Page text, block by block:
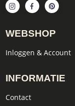
WEBSHOP
Inloggen & Account
INFORMATIE
Contact